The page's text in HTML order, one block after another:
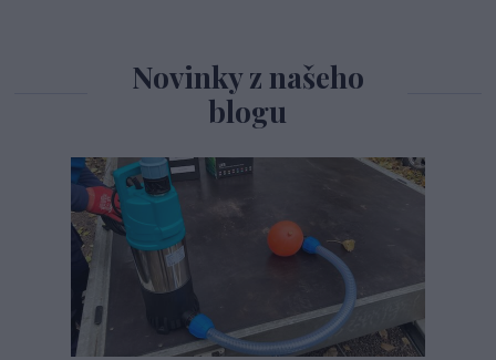
Novinky z našeho
blogu